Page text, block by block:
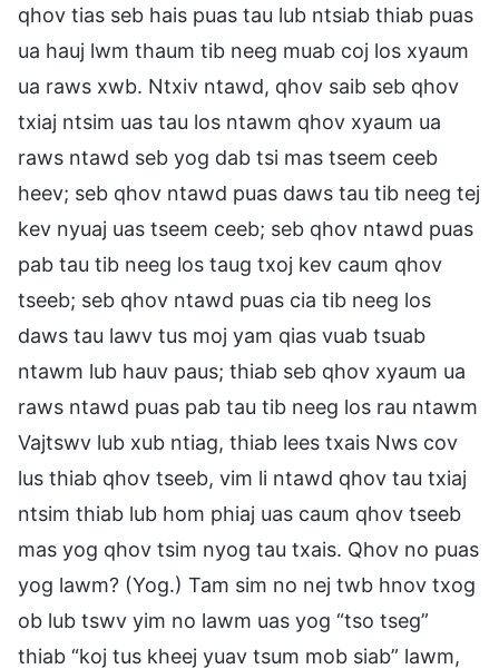
qhov tias seb hais puas tau lub ntsiab thiab puas
ua hauj lwm thaum tib neeg muab coj los xyaum
ua raws xwb. Ntxiv ntawd, qhov saib seb qhov
txiaj ntsim uas tau los ntawm qhov xyaum ua
raws ntawd seb yog dab tsi mas tseem ceeb
heev; seb qhov ntawd puas daws tau tib neeg tej
kev nyuaj uas tseem ceeb; seb qhov ntawd puas
pab tau tib neeg los taug txoj kev caum qhov
tseeb; seb qhov ntawd puas cia tib neeg los
daws tau lawv tus moj yam qias vuab tsuab
ntawm lub hauv paus; thiab seb qhov xyaum ua
raws ntawd puas pab tau tib neeg los rau ntawm
Vajtswv lub xub ntiag, thiab lees txais Nws cov
lus thiab qhov tseeb, vim li ntawd qhov tau txiaj
ntsim thiab lub hom phiaj uas caum qhov tseeb
mas yog qhov tsim nyog tau txais. Qhov no puas
yog lawm? (Yog.) Tam sim no nej twb hnov txog
ob lub tswv yim no lawm uas yog “tso tseg”
thiab “koj tus kheej yuav tsum mob siab” lawm,